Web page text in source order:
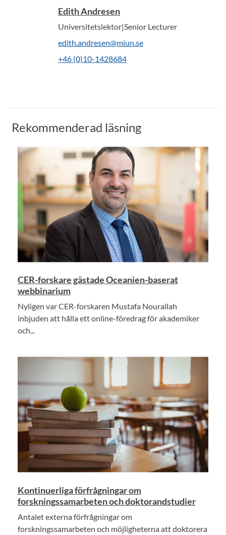
Edith Andresen
Universitetslektor|Senior Lecturer
edith.andresen@miun.se
+46 (0)10-1428684
Rekommenderad läsning
CER-forskare gästade Oceanien-baserat
webbinarium
Nyligen var CER-forskaren Mustafa Nourallah
inbjuden att hålla ett online-föredrag för akademiker
och...
Kontinuerliga förfrågningar om
forskningssamarbeten och doktorandstudier
Antalet externa förfrågningar om
forskningssamarbeten och möjligheterna att doktorera